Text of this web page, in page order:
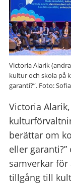
Victoria Alarik
kultur och skola på
garanti?”. Foto:
Victoria
berättar om
eller
samverkar
tillgång till